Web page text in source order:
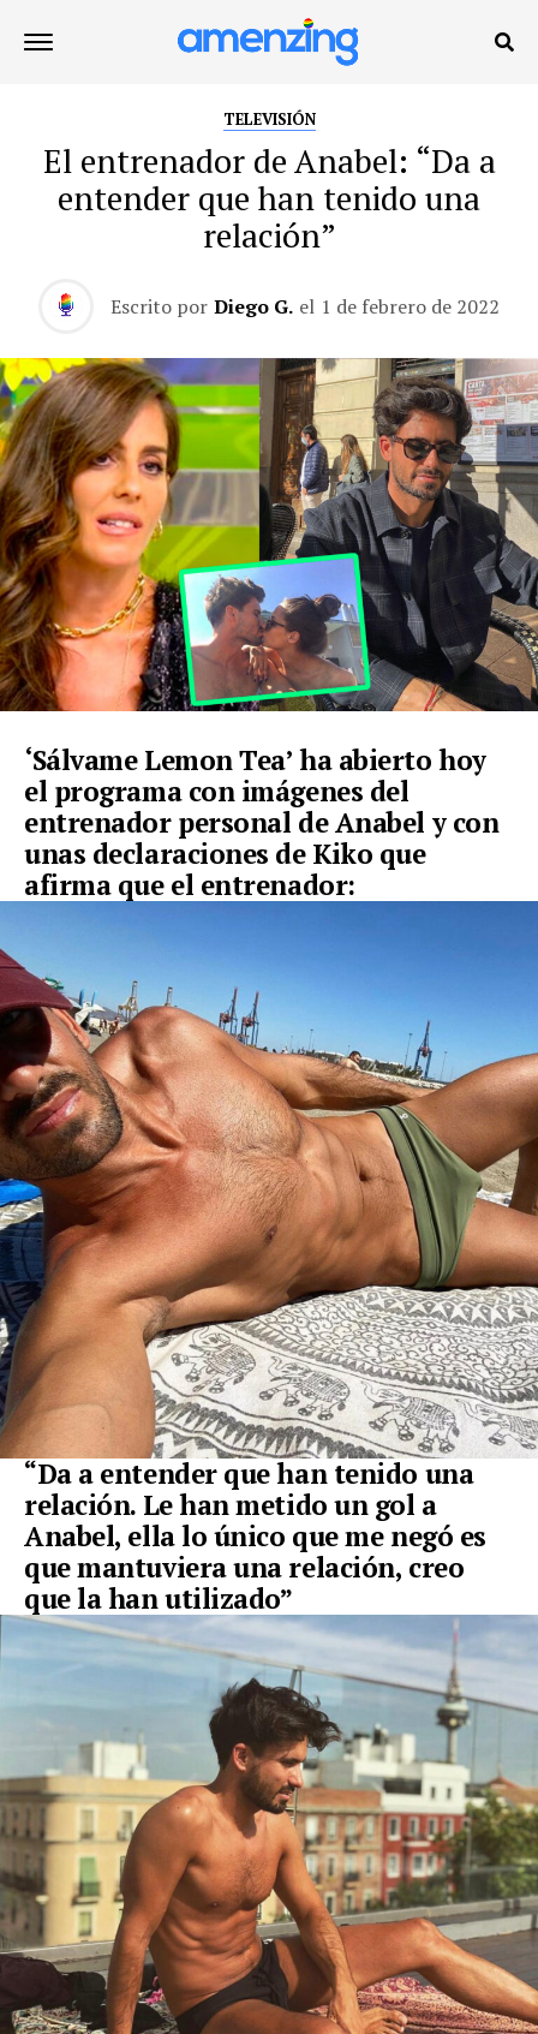
TELEVISIÓN
El entrenador de Anabel: “Da a
entender que han tenido una
relación”
Escrito por Diego G. el 1 de febrero de 2022
‘Sálvame Lemon Tea’ ha abierto hoy
el programa con imágenes del
entrenador personal de Anabel y con
unas declaraciones de Kiko que
afirma que el entrenador:
“Da a entender que han tenido una
relación. Le han metido un gol a
Anabel, ella lo único que me negó es
que mantuviera una relación, creo
que la hanutilizado”